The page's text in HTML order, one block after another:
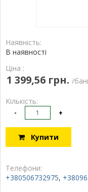
Наявність:
В наявності
Ціна :
1 399,56 грн. /
Кількість:
- +
Купити
Телефони:
+380506732975,